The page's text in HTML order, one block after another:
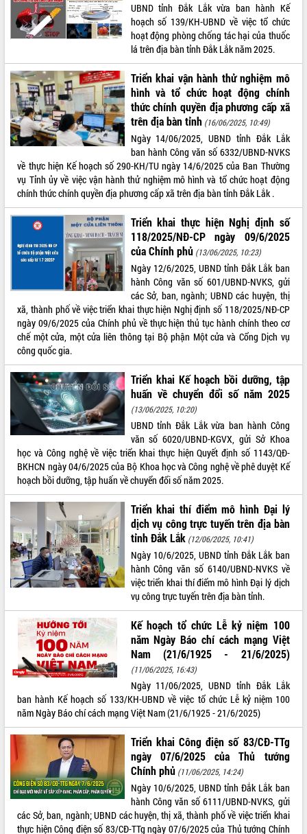
UBND tỉnh Đắk Lắk vừa ban hành Kế
hoạch số 139/KH-UBND về việc tổ chức
hoạt động phòng chống tác hại của thuốc
lá trên địa bàn tỉnh Đắk Lắk năm 2025.
Triển khai vận hành thử nghiệm mô
hình và tổ chức hoạt động chính
thức chính quyền địa phương cấp xã
trên địa bàn tỉnh (16/06/2025, 10:49)
Ngày 14/06/2025, UBND tỉnh Đắk Lắk
ban hành Công văn số 6332/UBND-NVKS
về thực hiện Kế hoạch số 290-KH/TU ngày 14/6/2025 của Ban Thường
vụ Tỉnh ủy về việc vận hành thử nghiệm mô hình và tổ chức hoạt động
chính thức chính quyền địa phương cấp xã trên địa bàn tỉnh Đắk Lắk .
Triển khai thực hiện Nghị định số
118/2025/NĐ-CP ngày 09/6/2025
của Chính phủ (13/06/2025, 10:23)
Ngày 12/6/2025, UBND tỉnh Đắk Lắk ban
hành Công văn số 601/UBND-NVKS, gửi
các Sở, ban, ngành; UBND các huyện, thị
xã, thành phố về việc triển khai thực hiện Nghị định số 118/2025/NĐ-CP
ngày 09/6/2025 của Chính phủ về thực hiện thủ tục hành chính theo cơ
chế một cửa, một cửa liên thông tại Bộ phận Một cửa và Cổng Dịch vụ
công quốc gia.
Triển khai Kế hoạch bồi dưỡng, tập
huấn về chuyển đổi số năm 2025
(13/06/2025, 10:20)
UBND tỉnh Đắk Lắk vừa ban hành Công
văn số 6020/UBND-KGVX, gửi Sở Khoa
học và Công nghệ về việc triển khai thực hiện Quyết định số 1143/QĐ-
BKHCN ngày 04/6/2025 của Bộ Khoa học và Công nghệ về phê duyệt Kế
hoạch bồi dưỡng, tập huấn về chuyển đổi số năm 2025.
Triển khai thí điểm mô hình Đại lý
dịch vụ công trực tuyến trên địa bàn
tỉnh Đắk Lắk (12/06/2025, 10:41)
Ngày 10/6/2025, UBND tỉnh Đắk Lắk ban
hành Công văn số 6140/UBND-NVKS về
việc triển khai thí điểm mô hình Đại lý dịch
vụ công trực tuyến trên địa bàn tỉnh.
Kế hoạch tổ chức Lễ kỷ niệm 100
năm Ngày Báo chí cách mạng Việt
Nam (21/6/1925 - 21/6/2025)
(11/06/2025, 16:43)
Ngày 11/06/2025, UBND tỉnh Đắk Lắk
ban hành Kế hoạch số 133/KH-UBND về việc tổ chức Lễ kỷ niệm 100
năm Ngày Báo chí cách mạng Việt Nam (21/6/1925 - 21/6/2025)
Triển khai Công điện số 83/CĐ-TTg
ngày 07/6/2025 của Thủ tướng
Chính phủ (11/06/2025, 14:24)
Ngày 10/6/2025, UBND tỉnh Đắk Lắk ban
hành Công văn số 6111/UBND-NVKS, gửi
các Sở, ban, ngành; UBND các huyện, thị xã, thành phố về việc triển khai
thực hiện Công điện số 83/CĐ-TTg ngày 07/6/2025 của Thủ tướng Chính